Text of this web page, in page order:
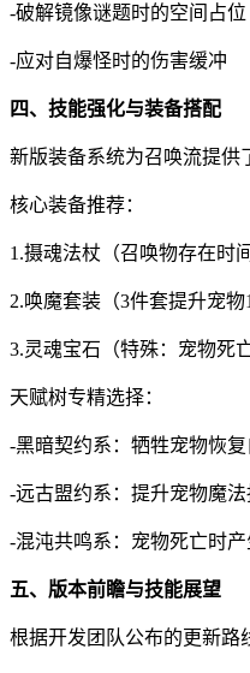
-破解镜像谜题时的空间占位
-应对自爆怪时的伤害缓冲
四、技能强化与装备搭配
新版装备系统为召唤流提供
核心装备推荐：
1.摄魂法杖（召唤物存在时间
2.唤魔套装（3件套提升宠物
3.灵魂宝石（特殊：宠物死
天赋树专精选择：
-黑暗契约系：牺牲宠物恢复
-远古盟约系：提升宠物魔法
-混沌共鸣系：宠物死亡时
五、版本前瞻与技能展望
根据开发团队公布的更新路